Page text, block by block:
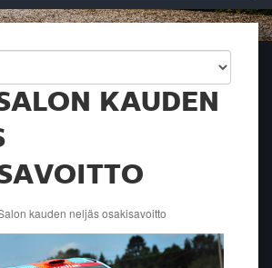
KAUDEN
kauden neljäs osakisavoitto